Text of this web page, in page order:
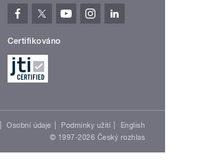
Certifikováno
Osobní údaje Podmínky užití
English
© 1997-2026 Český rozhlas